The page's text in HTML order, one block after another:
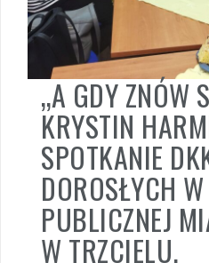
„A GDY ZNÓW
KRYSTIN
SPOTKANIE
DOROSŁYCH
PUBLICZNEJ
W TRZCIELU.